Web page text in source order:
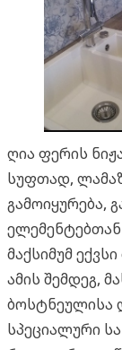
ღია ფერის
სუფთად,
გამოიყურება,
ელემენტებთან
მაქსიმუმ
ამის შემდეგ,
ბოსტნეულისა
სპეციალური